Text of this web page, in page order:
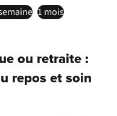
1 mois
ou retraite :
repos et soin